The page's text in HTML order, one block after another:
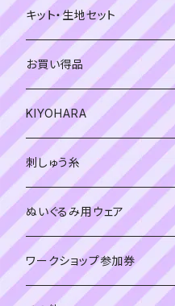
ベージュ・ブラウン系
黒・グレー系
オレンジ系
黄色・クリーム系
ベージュ・ブラウン系
黒・グレー系
オレンジ系
キット・生地セット
お買い得品
KIYOHARA
刺しゅう糸
COSMO 25番刺しゅう糸
ぬいぐるみ用ウェア
ワークショップ参加券